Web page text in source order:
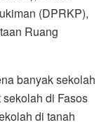
(DPRKP),
Ruang
banyak sekolah
di Fasos
di tanah